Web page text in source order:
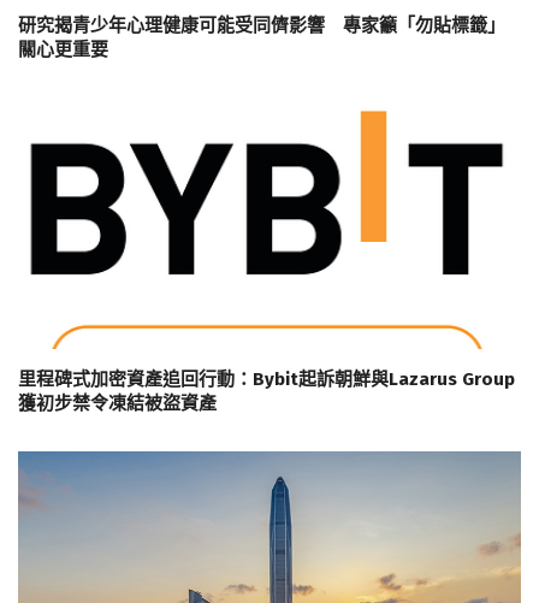
研究揭青少年心理健康可能受同儕影響 專家籲「勿貼標籤」
關心更重要
里程碑式加密資產追回行動：Bybit起訴朝鮮與Lazarus Group
獲初步禁令凍結被盜資產